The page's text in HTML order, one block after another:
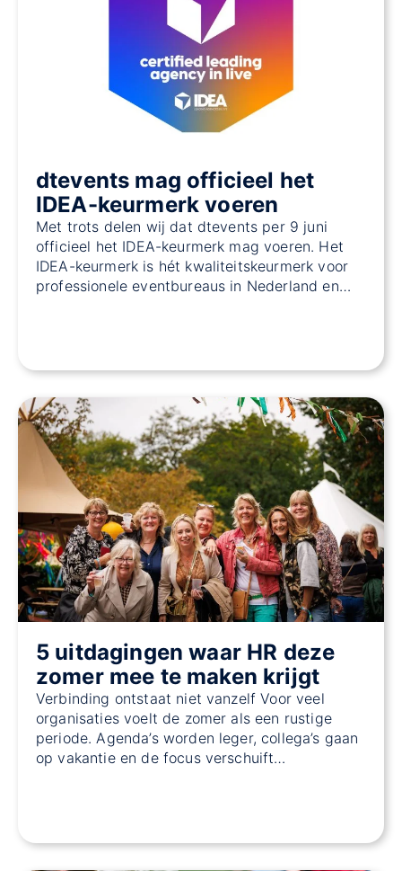
dtevents mag officieel het
IDEA-keurmerk voeren
Met trots delen wij dat dtevents per 9 juni
officieel het IDEA-keurmerk mag voeren. Het
IDEA-keurmerk is hét kwaliteitskeurmerk voor
professionele eventbureaus in Nederland en…
5 uitdagingen waar HR deze
zomer mee te maken krijgt
Verbinding ontstaat niet vanzelf Voor veel
organisaties voelt de zomer als een rustige
periode. Agenda’s worden leger, collega’s gaan
op vakantie en de focus verschuift…